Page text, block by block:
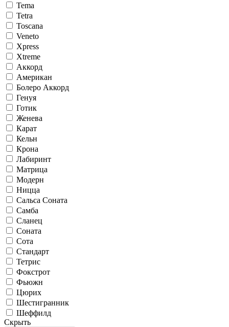
Tema
Tetra
Toscana
Veneto
Xpress
Xtreme
Аккорд
Американ
Болеро Аккорд
Генуя
Готик
Женева
Карат
Кельн
Крона
Лабиринт
Матрица
Модерн
Ницца
Сальса Соната
Самба
Сланец
Соната
Сота
Стандарт
Тетрис
Фокстрот
Фьюжн
Цюрих
Шестигранник
Шеффилд
Скрыть